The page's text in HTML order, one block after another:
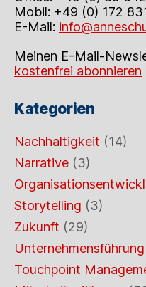
Mobil: +49 (0) 172
E-Mail:
Meinen E-Mail-
kostenfrei abonnieren
Kategorien
Nachhaltigkeit (14)
Narrative (3)
Storytelling (3)
Zukunft (29)
Unternehmensführung
Touchpoint